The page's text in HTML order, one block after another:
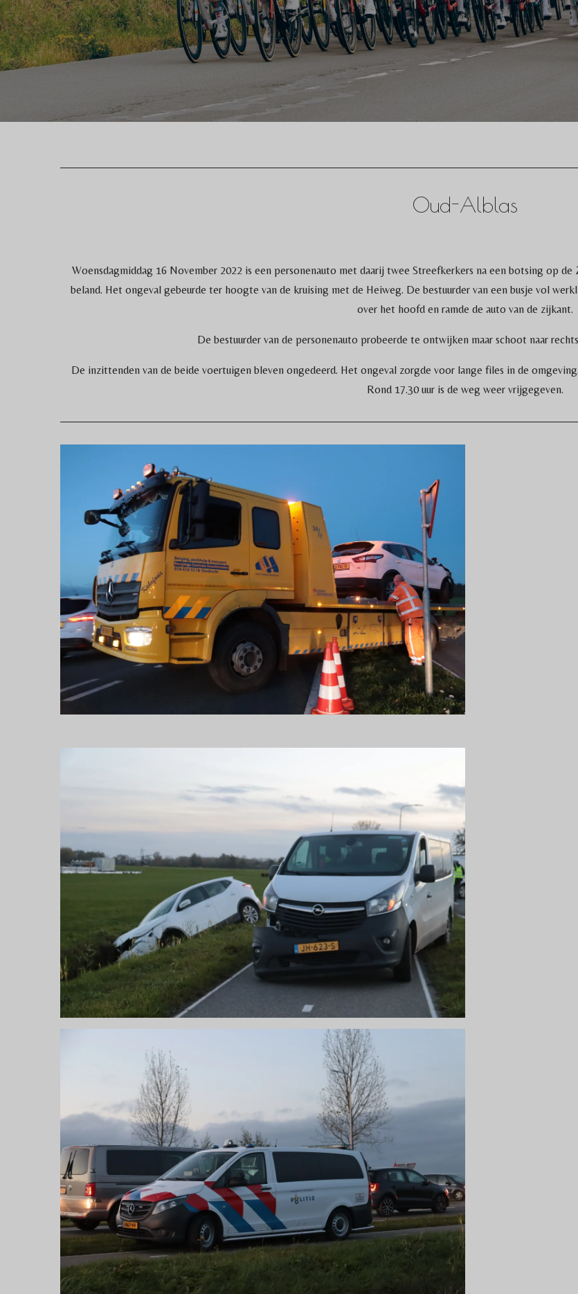
Oud-Alblas
Woensdagmiddag 16 November 2022 is een personenauto met daarij twee Streefkerkers na een botsing op
beland. Het ongeval gebeurde ter hoogte van de kruising met de Heiweg. De bestuurder van een busje vol
over het hoofd en ramde de auto van de zijkant.
De bestuurder van de personenauto probeerde te ontwijken maar schoot naar
De inzittenden van de beide voertuigen bleven ongedeerd. Het ongeval zorgde voor lange files in de
Rond 17.30 uur is de weg weer vrijgegeven.